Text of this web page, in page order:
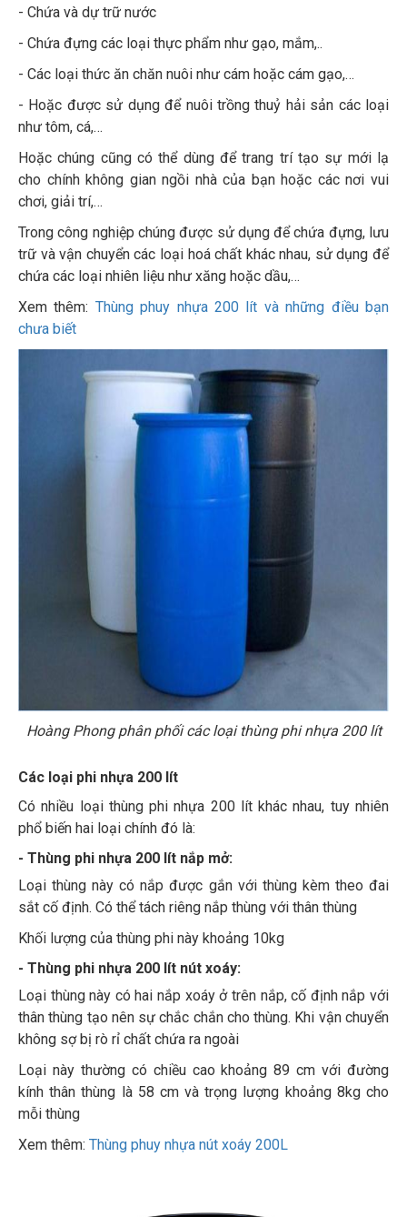
- Chứa và dự trữ nước
- Chứa đựng các loại thực phẩm như gạo, mắm,..
- Các loại thức ăn chăn nuôi như cám hoặc cám gạo,…
- Hoặc được sử dụng để nuôi trồng thuỷ hải sản các loại
như tôm, cá,…
Hoặc chúng cũng có thể dùng để trang trí tạo sự mới lạ
cho chính không gian ngồi nhà của bạn hoặc các nơi vui
chơi, giải trí,…
Trong công nghiệp chúng được sử dụng để chứa đựng, lưu
trữ và vận chuyển các loại hoá chất khác nhau, sử dụng để
chứa các loại nhiên liệu như xăng hoặc dầu,…
Xem thêm: Thùng phuy nhựa 200 lít và những điều bạn
chưa biết
Hoàng Phong phân phối các loại thùng phi nhựa 200 lít
Các loại phi nhựa 200 lít
Có nhiều loại thùng phi nhựa 200 lít khác nhau, tuy nhiên
phổ biến hai loại chính đó là:
- Thùng phi nhựa 200 lít nắp mở:
Loại thùng này có nắp được gắn với thùng kèm theo đai
sắt cố định. Có thể tách riêng nắp thùng với thân thùng
Khối lượng của thùng phi này khoảng 10kg
- Thùng phi nhựa 200 lít nút xoáy:
Loại thùng này có hai nắp xoáy ở trên nắp, cố định nắp với
thân thùng tạo nên sự chắc chắn cho thùng. Khi vận chuyển
không sợ bị rò rỉ chất chứa ra ngoài
Loại này thường có chiều cao khoảng 89 cm với đường
kính thân thùng là 58 cm và trọng lượng khoảng 8kg cho
mỗi thùng
Xem thêm: Thùng phuy nhựa nút xoáy 200L